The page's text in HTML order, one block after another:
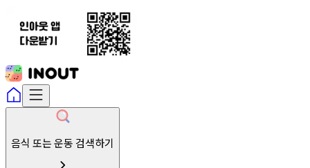
음식 또는 운동 검색하기